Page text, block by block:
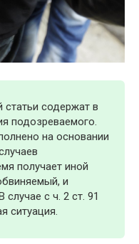
содержат в
подозреваемого.
на основании
получает иной
и
с ч. 2 ст. 91
ситуация.